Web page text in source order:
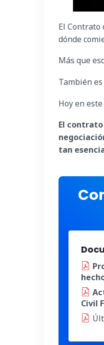
El Contrato
dónde
Más que
También
Hoy en
El
tan
Civil